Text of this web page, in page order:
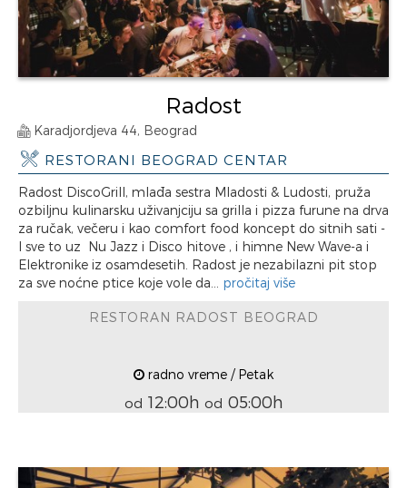
Radost
Karadjordjeva 44, Beograd
RESTORANI BEOGRAD CENTAR
Radost DiscoGrill, mlađa sestra Mladosti & Ludosti, pruža
ozbiljnu kulinarsku uživanjciju sa grilla i pizza furune na drva
za ručak, večeru i kao comfort food koncept do sitnih sati -
I sve to uz Nu Jazz i Disco hitove , i himne New Wave-a i
Elektronike iz osamdesetih. Radost je nezabilazni pit stop
za sve noćne ptice koje vole da... pročitaj više
RESTORAN RADOST BEOGRAD
radno vreme / Petak
od 12:00h od 05:00h